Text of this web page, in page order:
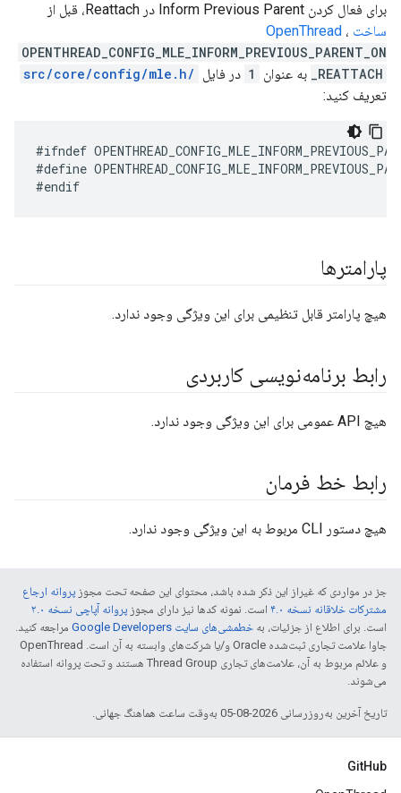
برای فعال کردن Inform Previous Parent در Reattach، قبل از
ساخت OpenThread ،
OPENTHREAD_CONFIG_MLE_INFORM_PREVIOUS_PARENT_ON
_REATTACH
به عنوان 1 در فایل /src/core/config/mle.h
تعریف کنید:
#define
پارامترها
هیچ پارامتر قابل تنظیمی برای این ویژگی وجود ندارد.
رابط برنامه‌نویسی کاربردی
هیچ API عمومی برای این ویژگی وجود ندارد.
رابط خط فرمان
هیچ دستور CLI مربوط به این ویژگی وجود ندارد.
جز در مواردی که غیراز این ذکر شده باشد، محتوای این صفحه تحت مجوز پروانه ارجاع
مشترکات خلاقانه نسخه ۴.۰
است. نمونه کدها نیز دارای مجوز پروانه آپاچی نسخه ۲.۰
است. برای اطلاع از جزئیات، به خطمشی‌های سایت Google Developers‏
مراجعه کنید.
جاوا علامت تجاری ثبت‌شده Oracle و/یا شرکت‌های وابسته به آن است. ‫OpenThread
و علائم مربوط به آن، علامت‌های تجاری Thread Group هستند و تحت پروانه استفاده
می‌شوند.
تاریخ آخرین به‌روزرسانی 2026-08-05 به‌وقت ساعت هماهنگ جهانی.
GitHub